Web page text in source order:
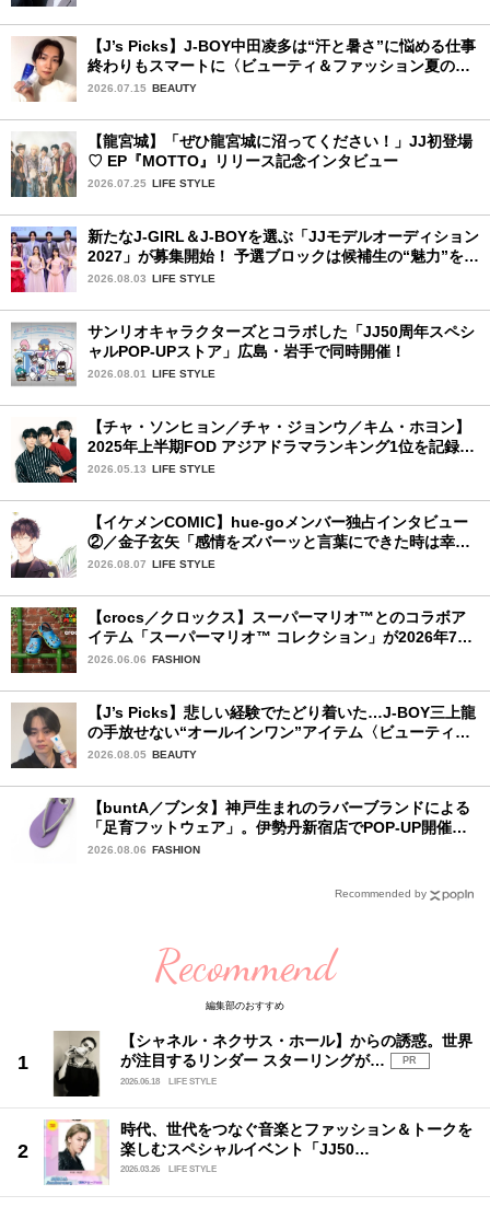
【J’s Picks】J-BOY中田凌多は“汗と暑さ”に悩める仕事
終わりもスマートに〈ビューティ＆ファッション夏の必
需品〉
2026.07.15 BEAUTY
【龍宮城】「ぜひ龍宮城に沼ってください！」JJ初登場
♡ EP『MOTTO』リリース記念インタビュー
2026.07.25 LIFE STYLE
新たなJ-GIRL＆J-BOYを選ぶ「JJモデルオーディション
2027」が募集開始！ 予選ブロックは候補生の“魅力”を重
視した「新システム」に変わります
2026.08.03 LIFE STYLE
サンリオキャラクターズとコラボした「JJ50周年スペシ
ャルPOP-UPストア」広島・岩手で同時開催！
2026.08.01 LIFE STYLE
【チャ・ソンヒョン／チャ・ジョンウ／キム・ホヨン】
2025年上半期FOD アジアドラマランキング1位を記録！
韓国BLドラマ「秘密の間柄」出演の3人に来日記念イン
2026.05.13 LIFE STYLE
【イケメンCOMIC】hue-goメンバー独占インタビュー
②／金子玄矢「感情をズバーッと言葉にできた時は幸
せ〜」
2026.08.07 LIFE STYLE
【crocs／クロックス】スーパーマリオ™とのコラボア
イテム「スーパーマリオ™ コレクション」が2026年7月
16日より発売開始！
2026.06.06 FASHION
【J’s Picks】悲しい経験でたどり着いた…J-BOY三上龍
の手放せない“オールインワン”アイテム〈ビューティ＆
ファッション夏の必需品〉
2026.08.05 BEAUTY
【buntA／ブンタ】神戸生まれのラバーブランドによる
「足育フットウェア」。伊勢丹新宿店でPOP-UP開催
中！
2026.08.06 FASHION
Recommended by
Recommend
編集部のおすすめ
【シャネル・ネクサス・ホール】からの誘惑。世界
が注目するリンダー スターリングが…
PR
2026.06.18
LIFE STYLE
時代、世代をつなぐ音楽とファッション＆トークを
楽しむスペシャルイベント「JJ50…
2026.03.26 LIFE STYLE